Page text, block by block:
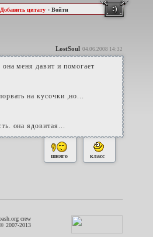
Добавить цитату · Войти
LostSoul 04.06.2008 14:32
меня давит и помогает
на кусочки ,но...
она ядовитая...
шняго класс
crew
© 2007-2013